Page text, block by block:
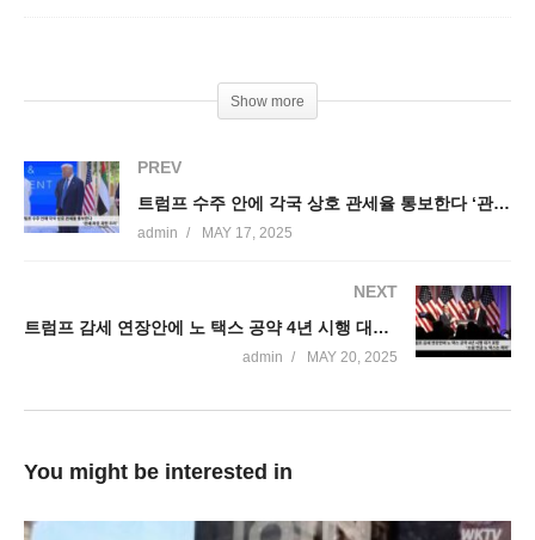
Show more
PREV
트럼프 수주 안에 각국 상호 관세율 통보한다 ‘관세 파장 재현 우려’
admin MAY 17, 2025
NEXT
트럼프 감세 연장안에 노 택스 공약 4년 시행 대거 포함 ‘소셜 연금 노 택스는 제외’
admin MAY 20, 2025
You might be interested in